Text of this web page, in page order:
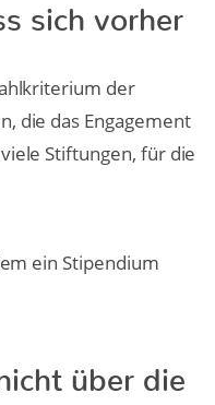
sich vorher
der
die das Engagement
Stiftungen, für die
ein Stipendium
über die